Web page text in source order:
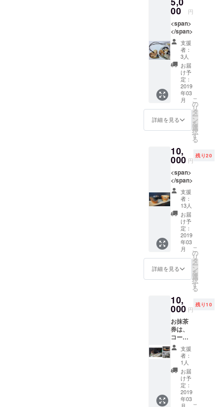
00 円
<span>
</span>
支援
者：
3人
お届
け予
定：
2019
年03
月
詳細を見る
こ
の
リ
タ
ー
ン
を
選
択
す
る
10,
000 円
残り20
<span>
</span>
支援
者：
13人
お届
け予
定：
2019
年03
月
詳細を見る
こ
の
リ
タ
ー
ン
を
選
択
す
る
10,
000 円
残り10
お抹茶
券は、
コー
ヒー・
ジェ
ラート
へ変更
も可能
です。
体験陶
芸は３
支援
者：
1人
お届
け予
定：
2019
年03